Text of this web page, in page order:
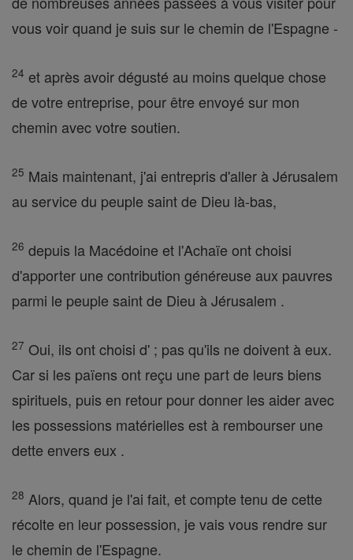
vous voir quand je suis sur le chemin de l'Espagne -
24 et après avoir dégusté au moins quelque chose
de votre entreprise, pour être envoyé sur mon
chemin avec votre soutien.
25 Mais maintenant, j'ai entrepris d'aller à Jérusalem
au service du peuple saint de Dieu là-bas,
26 depuis la Macédoine et l'Achaïe ont choisi
d'apporter une contribution généreuse aux pauvres
parmi le peuple saint de Dieu à Jérusalem .
27 Oui, ils ont choisi d' ; pas qu'ils ne doivent à eux.
Car si les païens ont reçu une part de leurs biens
spirituels, puis en retour pour donner les aider avec
les possessions matérielles est à rembourser une
dette envers eux .
28 Alors, quand je l'ai fait, et compte tenu de cette
récolte en leur possession, je vais vous rendre sur
le chemin de l'Espagne.